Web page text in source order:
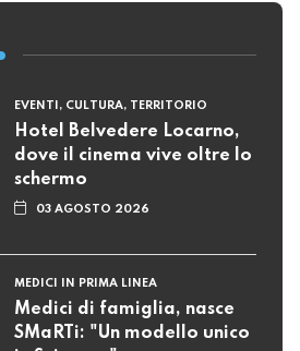
EVENTI, CULTURA, TERRITORIO
Hotel Belvedere Locarno,
dove il cinema vive oltre lo
schermo
03 AGOSTO 2026
MEDICI IN PRIMA LINEA
Medici di famiglia, nasce
SMaRTi: "Un modello unico